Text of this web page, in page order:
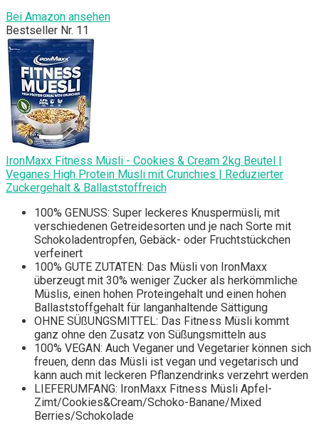
Bei Amazon ansehen
Bestseller Nr. 11
IronMaxx Fitness Müsli - Cookies & Cream 2kg Beutel |
Veganes High Protein Müsli mit Crunchies | Reduzierter
Zuckergehalt & Ballaststoffreich
100% GENUSS: Super leckeres Knuspermüsli, mit
verschiedenen Getreidesorten und je nach Sorte mit
Schokoladentropfen, Gebäck- oder Fruchtstückchen
verfeinert
100% GUTE ZUTATEN: Das Müsli von IronMaxx
überzeugt mit 30% weniger Zucker als herkömmliche
Müslis, einen hohen Proteingehalt und einen hohen
Ballaststoffgehalt für langanhaltende Sättigung
OHNE SÜßUNGSMITTEL: Das Fitness Müsli kommt
ganz ohne den Zusatz von Süßungsmitteln aus
100% VEGAN: Auch Veganer und Vegetarier können sich
freuen, denn das Müsli ist vegan und vegetarisch und
kann auch mit leckeren Pflanzendrinks verzehrt werden
LIEFERUMFANG: IronMaxx Fitness Müsli Apfel-
Zimt/Cookies&Cream/Schoko-Banane/Mixed
Berries/Schokolade